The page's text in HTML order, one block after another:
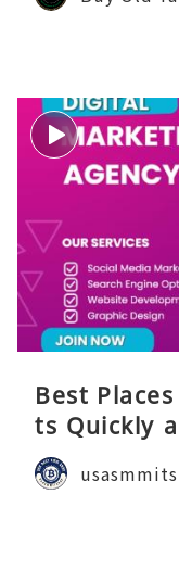
Best
ts Quickly
Guide